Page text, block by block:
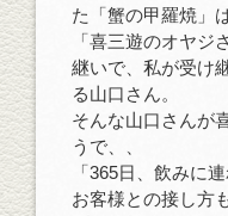
た「蟹の甲羅焼」
「喜三遊のオヤ
継いで、私が受け
る山口さん。
そんな山口さんが
うで、、
「365日、飲みに
お客様との接し方